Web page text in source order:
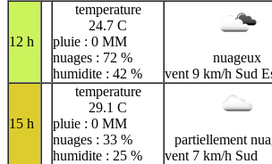
12 h
temperature
24.7 C
pluie : 0 MM
nuages : 72 %
humidite : 42 %
nuageux
vent 9 km/h Sud
15 h
temperature
29.1 C
pluie : 0 MM
nuages : 33 %
humidite : 25 %
partiellement
vent 7 km/h Sud